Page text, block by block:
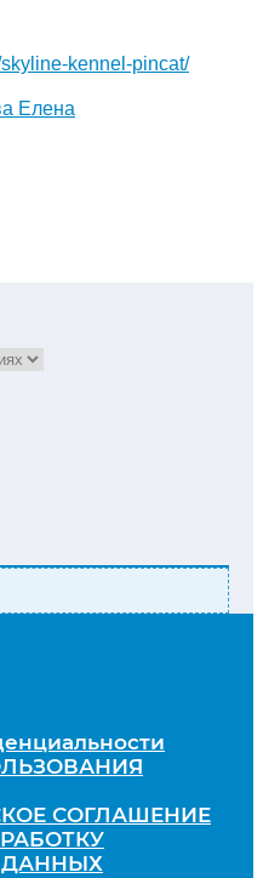
kennel-pincat/
Елена
СОГЛАШЕНИЕ